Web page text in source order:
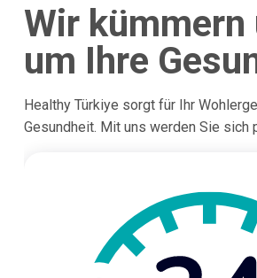
Wir kümmern
um Ihre
Healthy Türkiye sorgt für Ihr
Gesundheit. Mit uns werden Sie sich